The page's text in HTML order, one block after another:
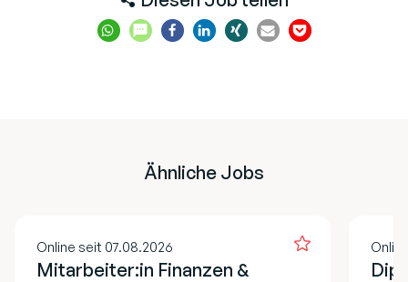
Ähnliche Jobs
Online seit 07.08.2026
Mitarbeiter:in Finanzen &